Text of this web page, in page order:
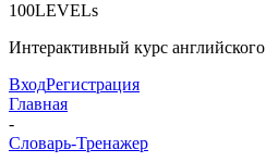
100LEVELs
Интерактивный курс английского
ВходРегистрация
Главная
-
Словарь-Тренажер